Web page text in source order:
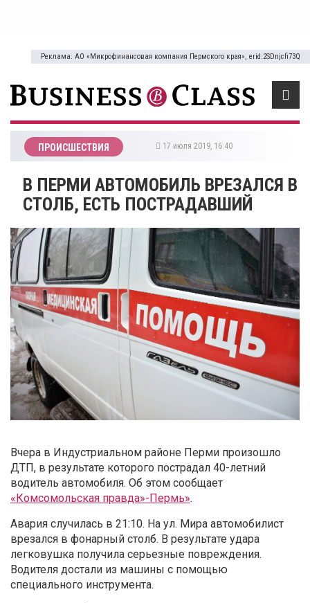
Реклама: АО «Микрофинансовая компания Пермского края», erid:2SDnjcfi73Q
ПРОИСШЕСТВИЯ 17 июля 2019, 16:40
​В ПЕРМИ АВТОМОБИЛЬ ВРЕЗАЛСЯ В
СТОЛБ, ЕСТЬ ПОСТРАДАВШИЙ
Вчера в Индустриальном районе Перми произошло
ДТП, в результате которого пострадал 40-летний
водитель автомобиля. Об этом сообщает
«Комсомольская правда»-Пермь».
Авария случилась в 21:10. На ул. Мира автомобилист
врезался в фонарный столб. В результате удара
легковушка получила серьезные повреждения.
Водителя достали из машины с помощью
специального инструмента.